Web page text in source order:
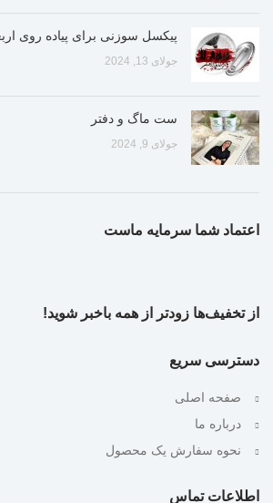
پیکسل سوزنی برای پیاده روی
جولای 13, 2024
ست ماگ و دفتر
جولای 9, 2024
اعتماد شما سرمایه ماست
از تخفیف‌ها زودتر از همه باخبر شوید!
دسترسی سریع
صفحه اصلی
درباره ما
نحوه سفارش یک محصول
اطلاعات تماس